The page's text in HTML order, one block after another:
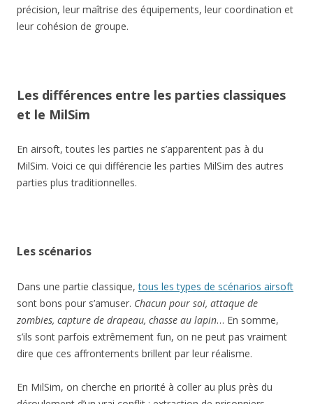
précision, leur maîtrise des équipements, leur coordination et
leur cohésion de groupe.
Les différences entre les parties classiques
et le MilSim
En airsoft, toutes les parties ne s’apparentent pas à du
MilSim. Voici ce qui différencie les parties MilSim des autres
parties plus traditionnelles.
Les scénarios
Dans une partie classique,tous les types de scénarios airsoft
sont bons pour s’amuser. Chacun pour soi, attaque de
zombies, capture de drapeau, chasse au lapin… En somme,
s’ils sont parfois extrêmement fun, on ne peut pas vraiment
dire que ces affrontements brillent par leur réalisme.
En MilSim, on cherche en priorité à coller au plus près du